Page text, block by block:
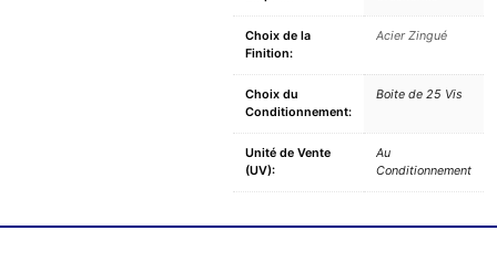
Choix de la
Finition:
Acier Zingué
Choix du
Conditionnement:
Boite de 25 Vis
Unité de Vente
(UV):
Au
Conditionnement